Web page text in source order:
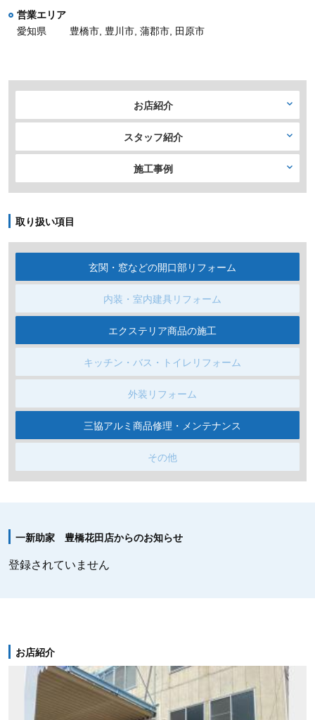
営業エリア
愛知県
豊橋市, 豊川市, 蒲郡市, 田原市
お店紹介
スタッフ紹介
施工事例
取り扱い項目
玄関・窓などの開口部リフォーム
内装・室内建具リフォーム
エクステリア商品の施工
キッチン・バス・トイレリフォーム
外装リフォーム
三協アルミ商品修理・メンテナンス
その他
一新助家 豊橋花田店からのお知らせ
登録されていません
お店紹介